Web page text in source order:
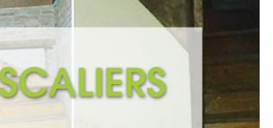
Escalier
Le charme d’
mais le
le support, ternis la teinte, écaillé la
parfois même des fissures et des